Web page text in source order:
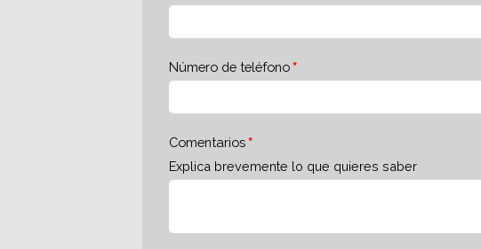
Número de teléfono
Comentarios
Explica brevemente lo que quieres saber